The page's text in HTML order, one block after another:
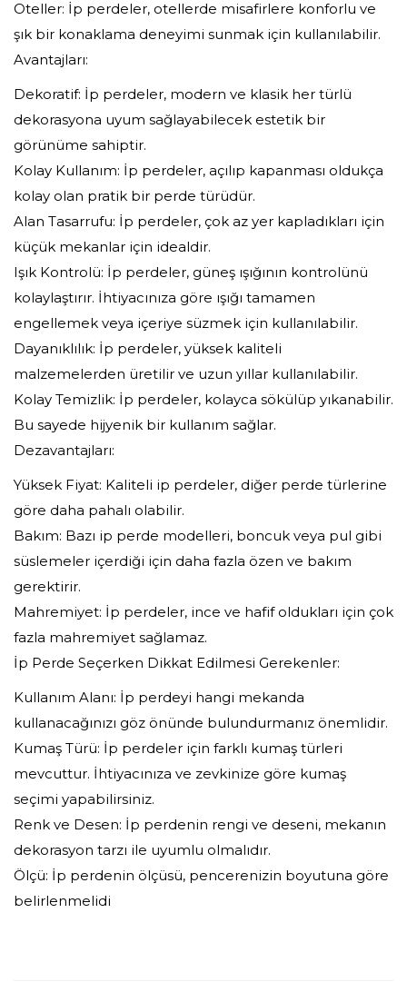
Oteller: İp perdeler, otellerde misafirlere konforlu ve
şık bir konaklama deneyimi sunmak için kullanılabilir.
Avantajları:
Dekoratif: İp perdeler, modern ve klasik her türlü
dekorasyona uyum sağlayabilecek estetik bir
görünüme sahiptir.
Kolay Kullanım: İp perdeler, açılıp kapanması oldukça
kolay olan pratik bir perde türüdür.
Alan Tasarrufu: İp perdeler, çok az yer kapladıkları için
küçük mekanlar için idealdir.
Işık Kontrolü: İp perdeler, güneş ışığının kontrolünü
kolaylaştırır. İhtiyacınıza göre ışığı tamamen
engellemek veya içeriye süzmek için kullanılabilir.
Dayanıklılık: İp perdeler, yüksek kaliteli
malzemelerden üretilir ve uzun yıllar kullanılabilir.
Kolay Temizlik: İp perdeler, kolayca sökülüp yıkanabilir.
Bu sayede hijyenik bir kullanım sağlar.
Dezavantajları:
Yüksek Fiyat: Kaliteli ip perdeler, diğer perde türlerine
göre daha pahalı olabilir.
Bakım: Bazı ip perde modelleri, boncuk veya pul gibi
süslemeler içerdiği için daha fazla özen ve bakım
gerektirir.
Mahremiyet: İp perdeler, ince ve hafif oldukları için çok
fazla mahremiyet sağlamaz.
İp Perde Seçerken Dikkat Edilmesi Gerekenler:
Kullanım Alanı: İp perdeyi hangi mekanda
kullanacağınızı göz önünde bulundurmanız önemlidir.
Kumaş Türü: İp perdeler için farklı kumaş türleri
mevcuttur. İhtiyacınıza ve zevkinize göre kumaş
seçimi yapabilirsiniz.
Renk ve Desen: İp perdenin rengi ve deseni, mekanın
dekorasyon tarzı ile uyumlu olmalıdır.
Ölçü: İp perdenin ölçüsü, pencerenizin boyutuna göre
belirlenmelidi